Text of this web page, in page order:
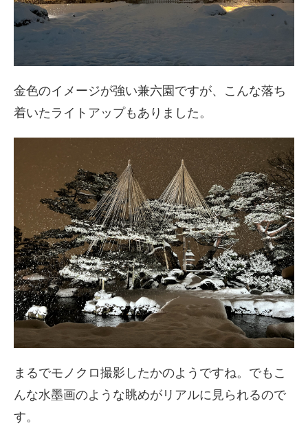
金色のイメージが強い兼六園ですが、こんな落ち
着いたライトアップもありました。
まるでモノクロ撮影したかのようですね。でもこ
んな水墨画のような眺めがリアルに見られるので
す。